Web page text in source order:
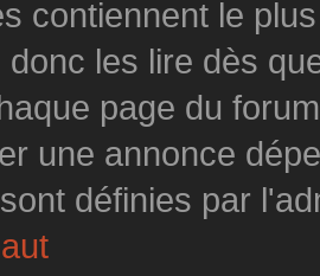
contiennent le
les lire dès
page du
une annonce
définies par